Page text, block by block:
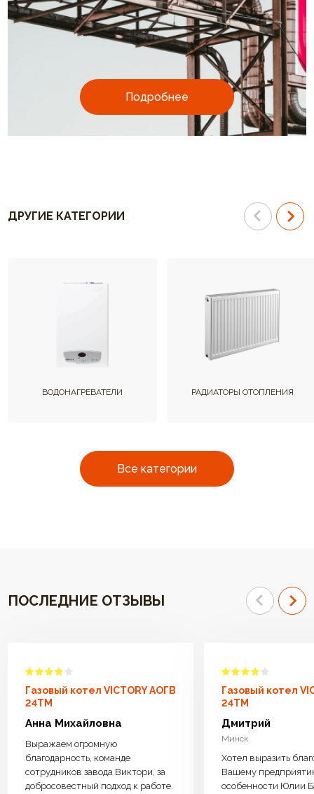
Подробнее
ДРУГИЕ КАТЕГОРИИ
Все категории
ВОДОНАГРЕВАТЕЛИ РАДИАТОРЫ ОТОПЛЕНИЯ
ПОСЛЕДНИЕ ОТЗЫВЫ
Газовый котел VICTORY АОГВ
24TM
Анна Михайловна
Выражаем огромную
благодарность, команде
сотрудников завода Виктори, за
добросовестный подход к работе.
Газовый котел
24TM
Дмитрий
Минск
Хотел выразить
Вашему
особенности Юлии